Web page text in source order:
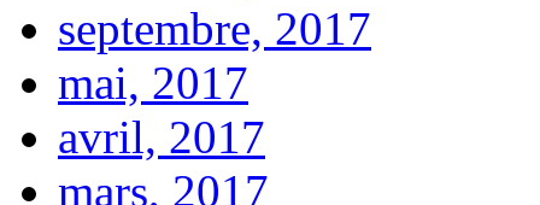
septembre, 2017
mai, 2017
avril, 2017
mars, 2017